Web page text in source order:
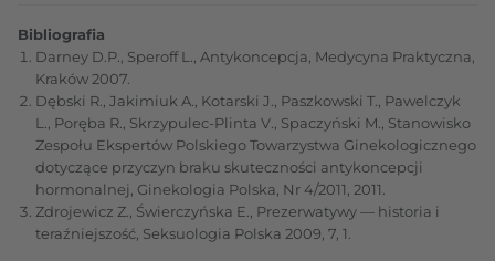
Bibliografia
Darney D.P., Speroff L., Antykoncepcja, Medycyna Praktyczna,
Kraków 2007.
Dębski R., Jakimiuk A., Kotarski J., Paszkowski T., Pawelczyk
L., Poręba R., Skrzypulec-Plinta V., Spaczyński M., Stanowisko
Zespołu Ekspertów Polskiego Towarzystwa Ginekologicznego
dotyczące przyczyn braku skuteczności antykoncepcji
hormonalnej, Ginekologia Polska, Nr 4/2011, 2011.
Zdrojewicz Z., Świerczyńska E., Prezerwatywy — historia i
teraźniejszość, Seksuologia Polska 2009, 7, 1.